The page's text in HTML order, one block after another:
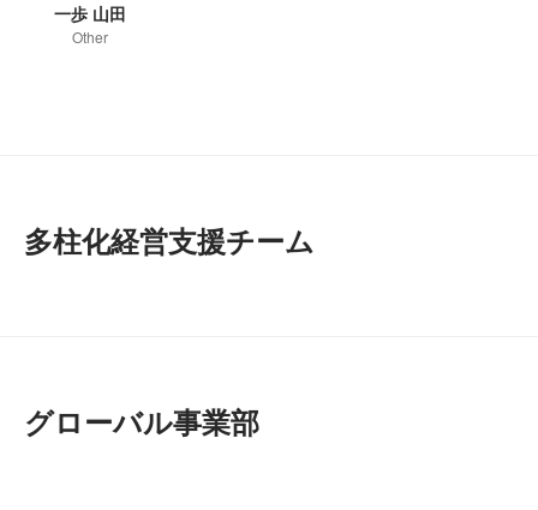
一歩 山田
Other
多柱化経営支援チーム
グローバル事業部